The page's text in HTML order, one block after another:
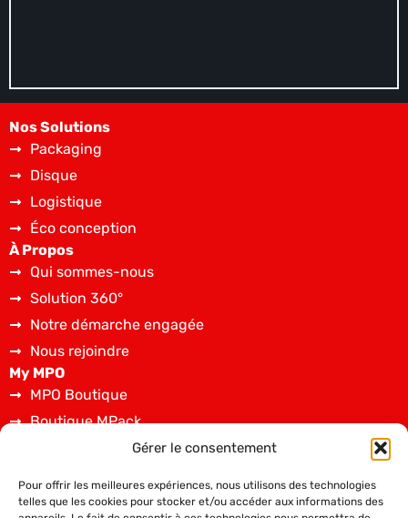
Gérer le consentement
Pour offrir les meilleures expériences, nous utilisons des technologies
telles que les cookies pour stocker et/ou accéder aux informations des
Nos Solutions
Packaging
Disque
Logistique
Éco conception
À Propos
Qui sommes-nous
Solution 360°
Notre démarche engagée
Nous rejoindre
My MPO
MPO Boutique
Boutique MPack
Spécifications techniques
Contact